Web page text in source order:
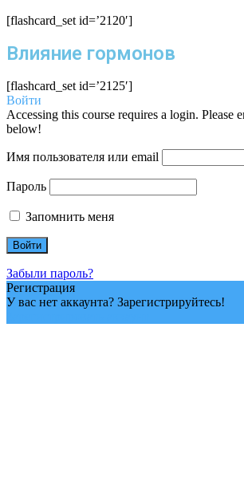
[flashcard_set id=’2120′]
Влияние гормонов
[flashcard_set id=’2125′]
Войти
Accessing this course requires a login. Please
below!
Имя пользователя или email
Пароль
Запомнить меня
Забыли пароль?
Регистрация
У вас нет аккаунта? Зарегистрируйтесь!